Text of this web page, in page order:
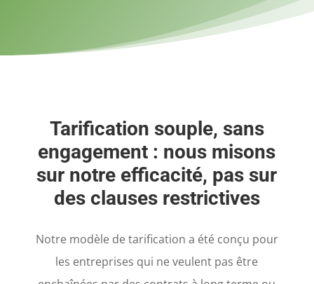
Tarification souple, sans
engagement : nous misons
sur notre efficacité, pas sur
des clauses restrictives
Notre modèle de tarification a été conçu pour
les entreprises qui ne veulent pas être